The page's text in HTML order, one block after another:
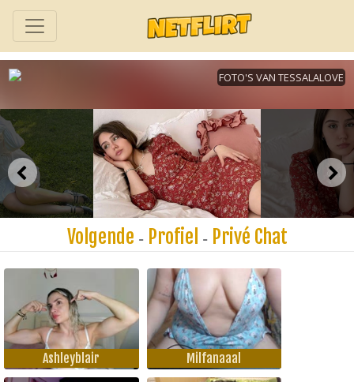
Volgende - Profiel - Privé Chat
Ashleyblair Milfanaaal